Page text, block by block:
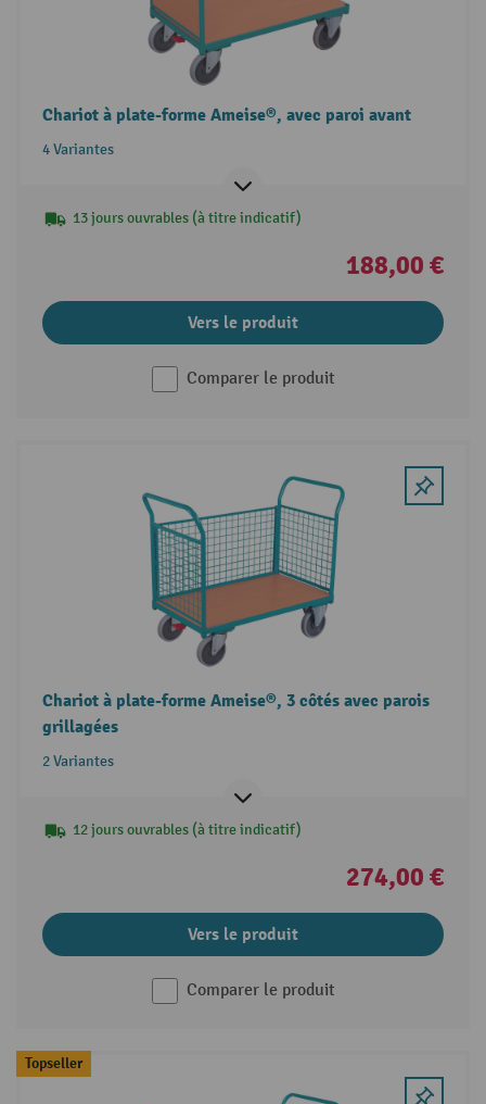
Chariot à plate-forme Ameise®, avec paroi avant
4 Variantes
13 jours ouvrables (à titre indicatif)
188,00 €
Vers le produit
Comparer le produit
Chariot à plate-forme Ameise®, 3 côtés avec parois
grillagées
2 Variantes
12 jours ouvrables (à titre indicatif)
274,00 €
Vers le produit
Comparer le produit
Topseller